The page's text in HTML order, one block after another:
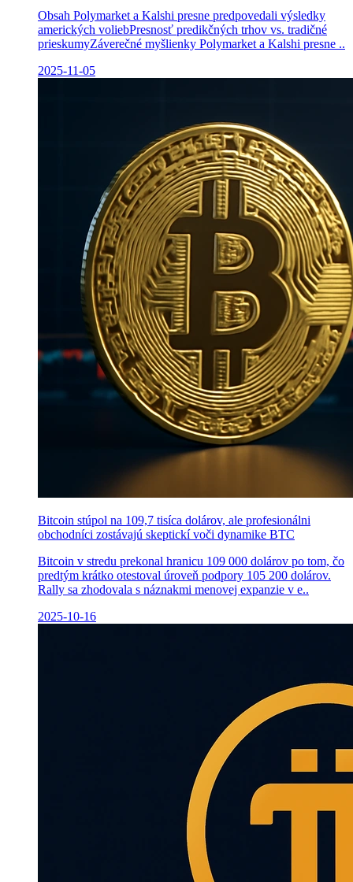
Obsah Polymarket a Kalshi presne predpovedali výsledky
amerických voliebPresnosť predikčných trhov vs. tradičné
prieskumyZáverečné myšlienky Polymarket a Kalshi presne ..
2025-11-05
Bitcoin stúpol na 109,7 tisíca dolárov, ale profesionálni
obchodníci zostávajú skeptickí voči dynamike BTC
Bitcoin v stredu prekonal hranicu 109 000 dolárov po tom, čo
predtým krátko otestoval úroveň podpory 105 200 dolárov.
Rally sa zhodovala s náznakmi menovej expanzie v e..
2025-10-16